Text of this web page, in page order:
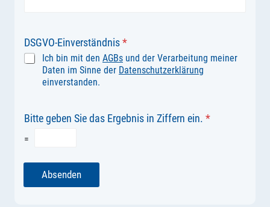
DSGVO-Einverständnis*
Ich bin mit den AGBs und der Verarbeitung meiner
Daten im Sinne der Datenschutzerklärung
einverstanden.
Bitte geben Sie das Ergebnis in Ziffern ein. *
=
Absenden